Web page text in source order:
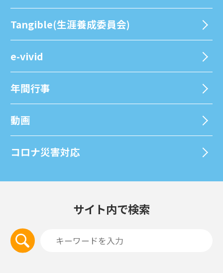
Tangible(生涯養成委員会)
e-vivid
年間⾏事
動画
コロナ災害対応
サイト内で検索